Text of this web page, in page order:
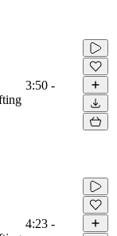
3:50 -
4:23 -